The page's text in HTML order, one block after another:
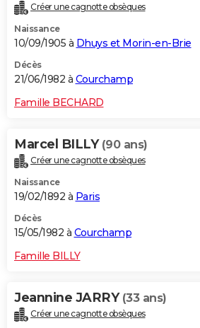
Créer une cagnotte obsèques
Naissance
10/09/1905 à Dhuys et Morin-en-Brie
Décès
21/06/1982 à Courchamp
Famille BECHARD
Marcel BILLY (90 ans)
Créer une cagnotte obsèques
Naissance
19/02/1892 à Paris
Décès
15/05/1982 à Courchamp
Famille BILLY
Jeannine JARRY (33 ans)
Créer une cagnotte obsèques